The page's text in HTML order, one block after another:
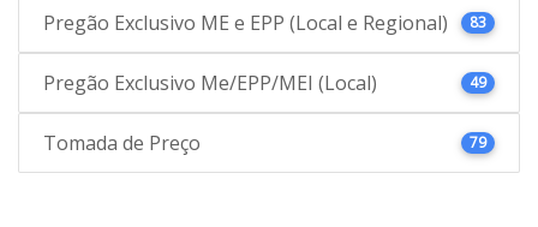
Pregão Exclusivo ME e EPP (Local e Regional) 83
Pregão Exclusivo Me/EPP/MEI (Local) 49
Tomada de Preço 79